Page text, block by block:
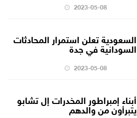
2023-05-08
السعودية تعلن استمرار المحادثات
السودانية في جدة
2023-05-08
أبناء إمبراطور المخدرات إل تشابو
يتبرأون من والدهم